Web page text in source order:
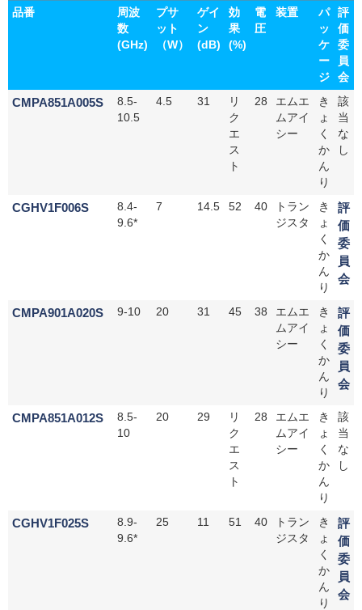
品番
周波
数
(GHz)
プサ
ット
（W）
ゲイ
ン
(dB)
効
果
(%)
電
圧
装置
パ
ッ
ケ
ー
ジ
評
価
委
員
会
CMPA851A005S
8.5-
10.5
4.5 31
リ
ク
エ
ス
ト
28
エムエ
ムアイ
シー
き
ょ
く
か
ん
り
該
当
な
し
CGHV1F006S
8.4-
9.6*
7 14.5 52 40
トラン
ジスタ
き
ょ
く
か
ん
り
評
価
委
員
会
CMPA901A020S 9-10 20 31 45 38
エムエ
ムアイ
シー
き
ょ
く
か
ん
り
評
価
委
員
会
CMPA851A012S
8.5-
10
20 29
リ
ク
エ
ス
ト
28
エムエ
ムアイ
シー
き
ょ
く
か
ん
り
該
当
な
し
CGHV1F025S
8.9-
9.6*
25 11 51 40
トラン
ジスタ
き
ょ
く
か
ん
り
評
価
委
員
会